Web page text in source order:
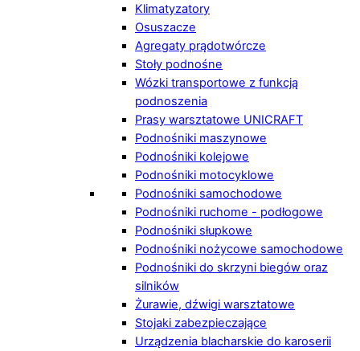
Klimatyzatory
Osuszacze
Agregaty prądotwórcze
Stoły podnośne
Wózki transportowe z funkcją
podnoszenia
Prasy warsztatowe UNICRAFT
Podnośniki maszynowe
Podnośniki kolejowe
Podnośniki motocyklowe
Podnośniki samochodowe
Podnośniki ruchome - podłogowe
Podnośniki słupkowe
Podnośniki nożycowe samochodowe
Podnośniki do skrzyni biegów oraz
silników
Żurawie, dźwigi warsztatowe
Stojaki zabezpieczające
Urządzenia blacharskie do karoserii